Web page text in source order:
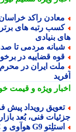
راکد خراسان
رتبه های برتر
بنیادی
مردمی تا صدور
قضاییه در
ایران در محرم و
ویژهو قیمت
فنی، بُعد بازار و